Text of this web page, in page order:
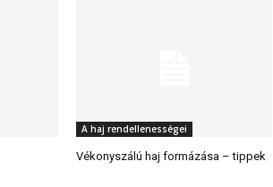
A haj rendellenességei
Vékonyszálú haj formázása – tippek